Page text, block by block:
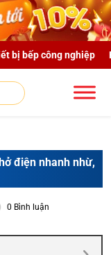
bị bếp công nghiệp
điện nhanh nhừ,
0 Bình luận